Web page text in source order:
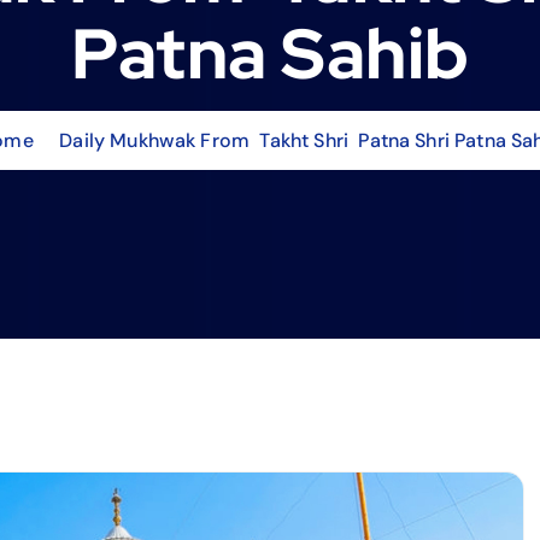
Patna Sahib
Daily Mukhwak From Takht Shri Patna Shri Patna